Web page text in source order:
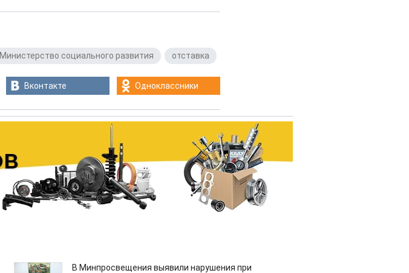
Министерство социального развития отставка
Вконтакте Одноклассники
В Минпросвещения выявили нарушения при